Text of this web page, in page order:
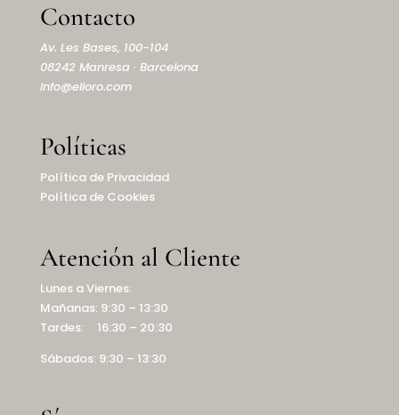
Contacto
Av. Les Bases, 100-104
08242 Manresa · Barcelona
info@elioro.com
Políticas
Política de Privacidad
Política de Cookies
Atención al Cliente
Lunes a Viernes:
Mañanas: 9:30 – 13:30
Tardes: 16:30 – 20:30
Sábados: 9:30 – 13:30